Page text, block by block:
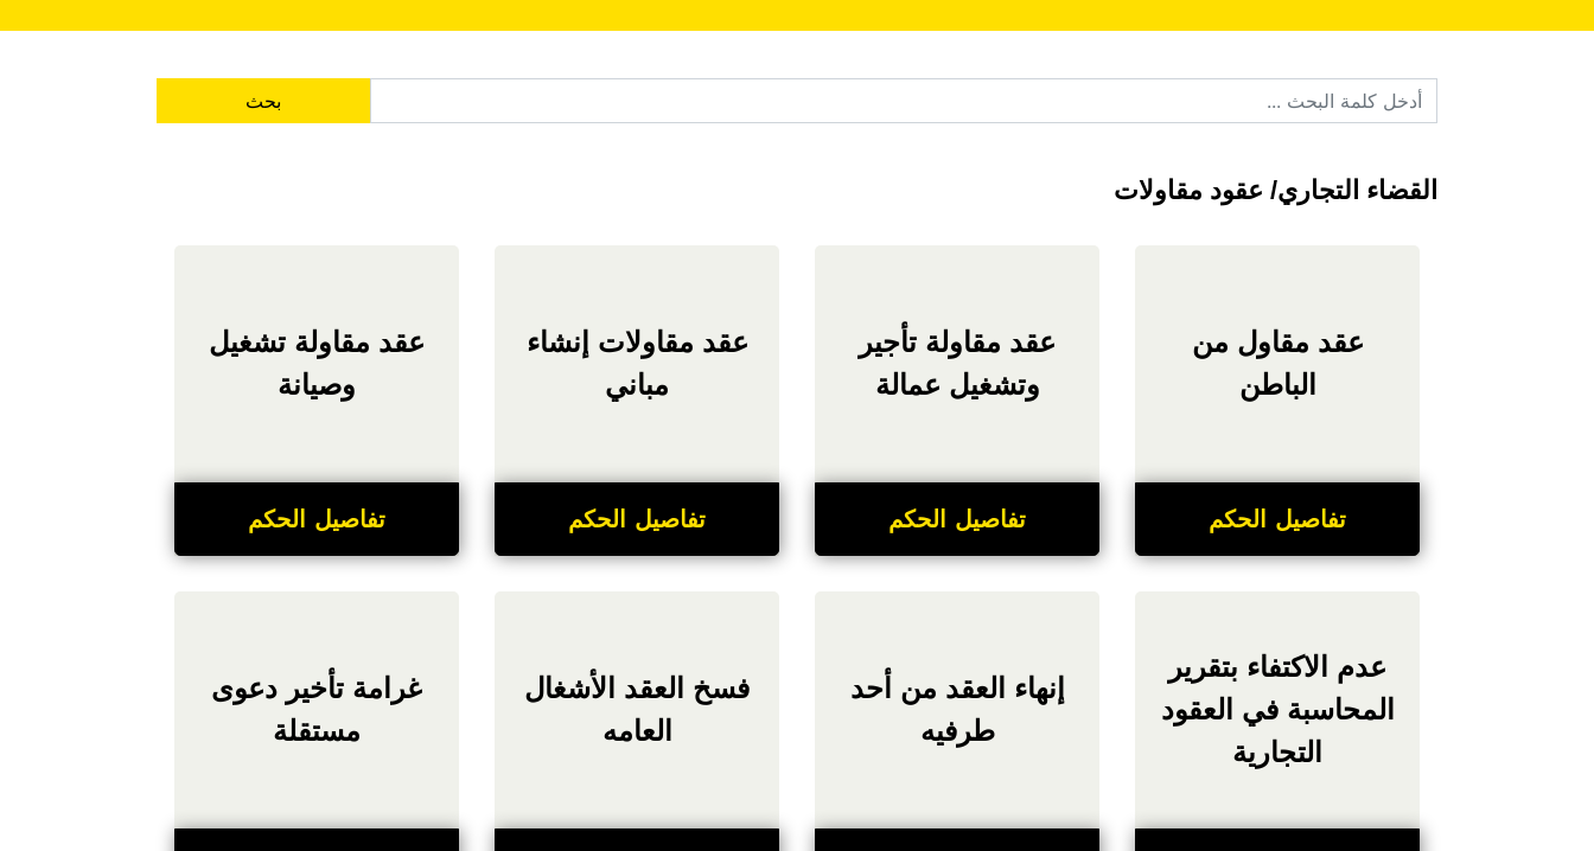
بحث
القضاء التجاري/ عقود مقاولات
عقد مقاول من
الباطن
تفاصيل الحكم
عقد مقاولة تأجير
وتشغيل عمالة
تفاصيل الحكم
عقد مقاولات إنشاء
مباني
تفاصيل الحكم
عقد مقاولة تشغيل
وصيانة
تفاصيل الحكم
عدم الاكتفاء بتقرير
المحاسبة في العقود
التجارية
إنهاء العقد من أحد
طرفيه
فسخ العقد الأشغال
العامه
غرامة تأخير دعوى
مستقلة